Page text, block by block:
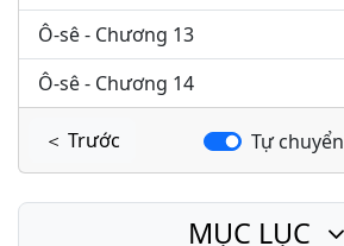
Ô-sê - Chương 13
Ô-sê - Chương 14
＜ Trước Tự chuyển
MỤC LỤC